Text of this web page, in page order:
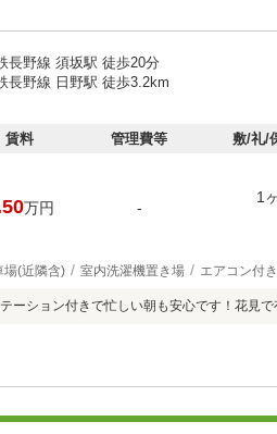
長野線 須坂駅 徒歩20分
長野線 日野駅 徒歩3.2km
賃料 管理費等 敷/礼/
万円 -
1
場(近隣含) 室内洗濯機置き場 エアコン付き
ーション付きで忙しい朝も安心です！花見